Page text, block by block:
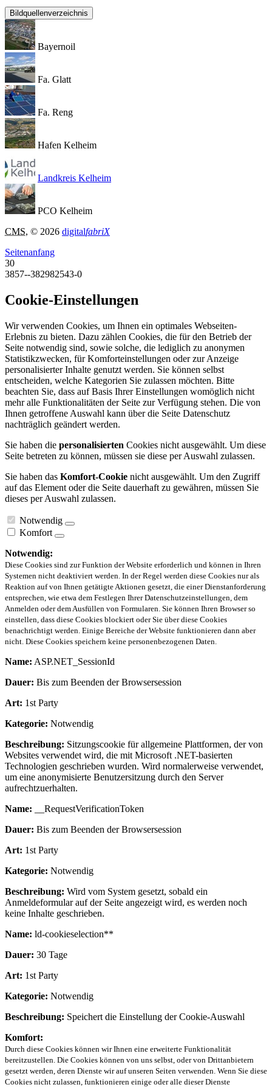
Bildquellenverzeichnis
Bayernoil
Fa. Glatt
Fa. Reng
Hafen Kelheim
Landkreis Kelheim
PCO Kelheim
CMS, © 2026 digitalfabriX
Seitenanfang
30
3857--382982543-0
Cookie-Einstellungen
Wir verwenden Cookies, um Ihnen ein optimales Webseiten-
Erlebnis zu bieten. Dazu zählen Cookies, die für den Betrieb der
Seite notwendig sind, sowie solche, die lediglich zu anonymen
Statistikzwecken, für Komforteinstellungen oder zur Anzeige
personalisierter Inhalte genutzt werden. Sie können selbst
entscheiden, welche Kategorien Sie zulassen möchten. Bitte
beachten Sie, dass auf Basis Ihrer Einstellungen womöglich nicht
mehr alle Funktionalitäten der Seite zur Verfügung stehen. Die von
Ihnen getroffene Auswahl kann über die Seite Datenschutz
nachträglich geändert werden.
Sie haben die personalisierten Cookies nicht ausgewählt. Um diese
Seite betreten zu können, müssen sie diese per Auswahl zulassen.
Sie haben das Komfort-Cookie nicht ausgewählt. Um den Zugriff
auf das Element oder die Seite dauerhaft zu gewähren, müssen Sie
dieses per Auswahl zulassen.
Notwendig
Komfort
Notwendig:
Diese Cookies sind zur Funktion der Website erforderlich und können in Ihren
Systemen nicht deaktiviert werden. In der Regel werden diese Cookies nur als
Reaktion auf von Ihnen getätigte Aktionen gesetzt, die einer Dienstanforderung
entsprechen, wie etwa dem Festlegen Ihrer Datenschutzeinstellungen, dem
Anmelden oder dem Ausfüllen von Formularen. Sie können Ihren Browser so
einstellen, dass diese Cookies blockiert oder Sie über diese Cookies
benachrichtigt werden. Einige Bereiche der Website funktionieren dann aber
nicht. Diese Cookies speichern keine personenbezogenen Daten.
Name: ASP.NET_SessionId
Dauer: Bis zum Beenden der Browsersession
Art: 1st Party
Kategorie: Notwendig
Beschreibung: Sitzungscookie für allgemeine Plattformen, der von
Websites verwendet wird, die mit Microsoft .NET-basierten
Technologien geschrieben wurden. Wird normalerweise verwendet,
um eine anonymisierte Benutzersitzung durch den Server
aufrechtzuerhalten.
Name: __RequestVerificationToken
Dauer: Bis zum Beenden der Browsersession
Art: 1st Party
Kategorie: Notwendig
Beschreibung: Wird vom System gesetzt, sobald ein
Anmeldeformular auf der Seite angezeigt wird, es werden noch
keine Inhalte geschrieben.
Name: ld-cookieselection**
Dauer: 30 Tage
Art: 1st Party
Kategorie: Notwendig
Beschreibung: Speichert die Einstellung der Cookie-Auswahl
Komfort:
Durch diese Cookies können wir Ihnen eine erweiterte Funktionalität
bereitzustellen. Die Cookies können von uns selbst, oder von Drittanbietern
gesetzt werden, deren Dienste wir auf unseren Seiten verwenden. Wenn Sie diese
Cookies nicht zulassen, funktionieren einige oder alle dieser Dienste